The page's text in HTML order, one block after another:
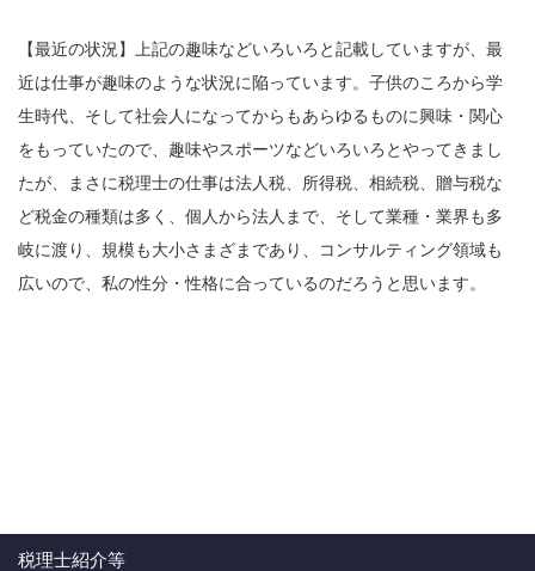
【最近の状況】上記の趣味などいろいろと記載していますが、最
近は仕事が趣味のような状況に陥っています。子供のころから学
生時代、そして社会人になってからもあらゆるものに興味・関心
をもっていたので、趣味やスポーツなどいろいろとやってきまし
たが、まさに税理士の仕事は法人税、所得税、相続税、贈与税な
ど税金の種類は多く、個人から法人まで、そして業種・業界も多
岐に渡り、規模も大小さまざまであり、コンサルティング領域も
広いので、私の性分・性格に合っているのだろうと思います。
税理士紹介等